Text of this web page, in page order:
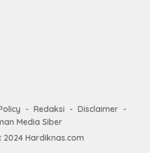
Redaksi
Disclaimer
Media Siber
2024 Hardiknas.com